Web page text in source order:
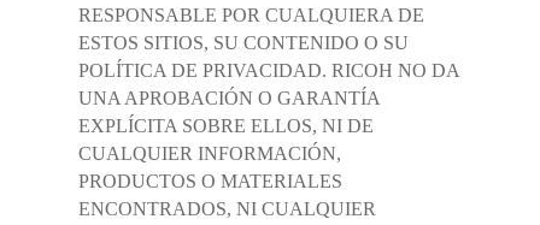
RESPONSABLE POR CUALQUIERA DE
ESTOS SITIOS, SU CONTENIDO O SU
POLÍTICA DE PRIVACIDAD. RICOH NO DA
UNA APROBACIÓN O GARANTÍA
EXPLÍCITA SOBRE ELLOS, NI DE
CUALQUIER INFORMACIÓN,
PRODUCTOS O MATERIALES
ENCONTRADOS, NI CUALQUIER